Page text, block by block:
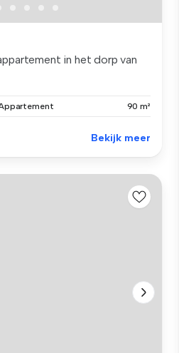
in het dorp van
90 m²
Bekijk meer